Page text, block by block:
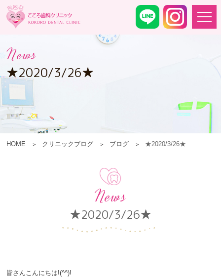
News
★2020/3/26★
HOME クリニックブログ ブログ ★2020/3/26★
News
★2020/3/26★
皆さんこんにちは!(^^)!